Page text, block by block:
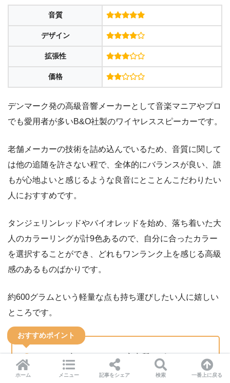
音質
デザイン
拡張性
価格
デンマーク発の高級音響メーカーとして音楽マニアやプロ
でも愛用者が多いB&O社製のワイヤレススピーカーです。
老舗メーカーの技術を詰め込んでいるため、音質に関して
は他の追随を許さない程で、全体的にバランスが良い、誰
もが心地よいと感じるような良音にとことんこだわりたい
人におすすめです。
タンジェリンレッドやバイオレッドを始め、落ち着いた大
人のカラーリングが計9色あるので、自分に合ったカラー
を選択することができ、どれもワンランク上を感じる高級
感のあるものばかりです。
約600グラムという軽量な点も持ち運びしたい人に嬉しい
ところです。
おすすめポイント
とことん音にこだわれる高音質スピーカー
全9色ラインナップで、どれも高級感のある大
ホーム メニュー 記事をシェア 検索 一番上に戻る